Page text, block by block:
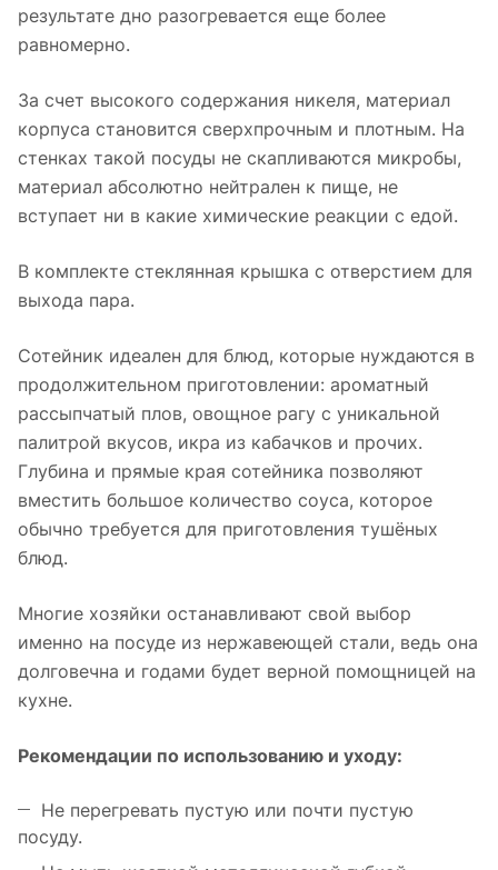
результате дно разогревается еще более
равномерно.
За счет высокого содержания никеля, материал
корпуса становится сверхпрочным и плотным. На
стенках такой посуды не скапливаются микробы,
материал абсолютно нейтрален к пище, не
вступает ни в какие химические реакции с едой.
В комплекте стеклянная крышка с отверстием для
выхода пара.
Сотейник идеален для блюд, которые нуждаются в
продолжительном приготовлении: ароматный
рассыпчатый плов, овощное рагу с уникальной
палитрой вкусов, икра из кабачков и прочих.
Глубина и прямые края сотейника позволяют
вместить большое количество соуса, которое
обычно требуется для приготовления тушёных
блюд.
Многие хозяйки останавливают свой выбор
именно на посуде из нержавеющей стали, ведь она
долговечна и годами будет верной помощницей на
кухне.
Рекомендации по использованию и уходу:
Не перегревать пустую или почти пустую
посуду.